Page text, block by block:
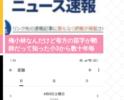
俺小林なんだけど母方の苗字が鞘
師だって知った小3から数十年毎